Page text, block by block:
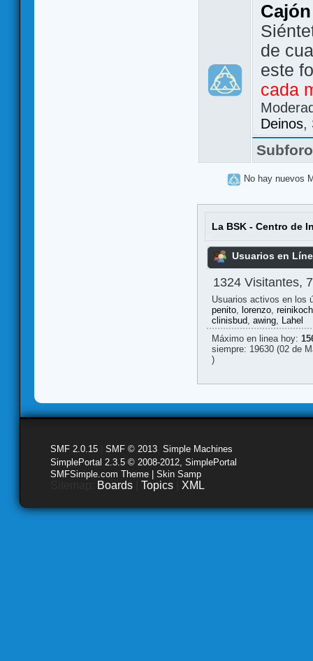
de
este
cada
Deinos,
No hay nuevos
La BSK - Centro de
Usuarios en
1324 Visitantes,
Usuarios activos en los
penito, lorenzo,
clinisbud, awing, Lahel
Máximo en linea hoy:
siempre: 19630 (02 de
)
SMF 2.0.15 SMF © 2013 Simple Machines
SimplePortal 2.3.5 © 2008-2012, SimplePortal
SMFSimple.com Theme | Skin Samp
Boards Topics XML